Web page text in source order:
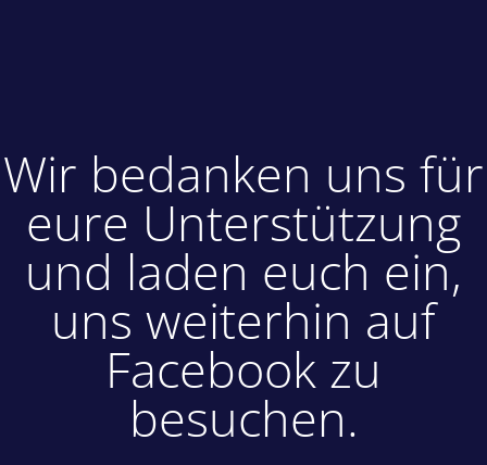
Wir bedanken uns für
eure Unterstützung
und laden euch ein,
uns weiterhin auf
Facebook zu
besuchen.